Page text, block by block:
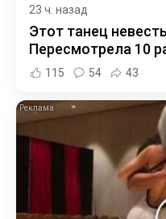
23 ч. назад
Этот танец
Пересмотрела 10
115 54 43